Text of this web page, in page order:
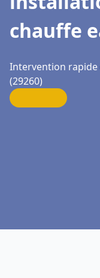
chauffe
Intervention rapide
(29260)